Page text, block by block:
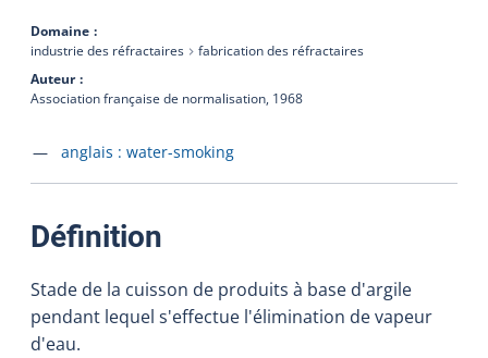
Domaine
industrie des réfractaires
fabrication des réfractaires
Auteur
Association française de normalisation, 1968
Accéder à la fiche en
anglais : water-smoking
Définition
Stade de la cuisson de produits à base d'argile
pendant lequel s'effectue l'élimination de vapeur
d'eau.